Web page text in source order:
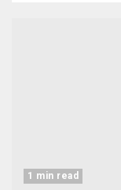
1 min read